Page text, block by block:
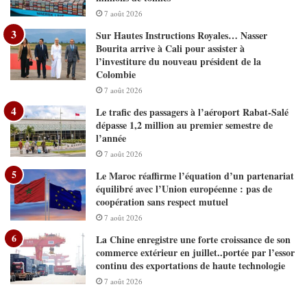
7 août 2026
Sur Hautes Instructions Royales… Nasser
Bourita arrive à Cali pour assister à
l’investiture du nouveau président de la
Colombie
7 août 2026
Le trafic des passagers à l’aéroport Rabat-Salé
dépasse 1,2 million au premier semestre de
l’année
7 août 2026
Le Maroc réaffirme l’équation d’un partenariat
équilibré avec l’Union européenne : pas de
coopération sans respect mutuel
7 août 2026
La Chine enregistre une forte croissance de son
commerce extérieur en juillet..portée par l’essor
continu des exportations de haute technologie
7 août 2026